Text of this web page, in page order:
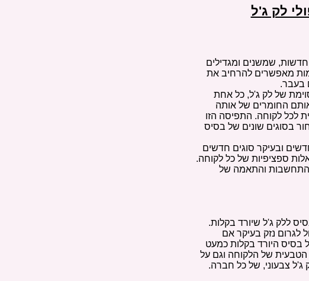
לק ג'ל
שמשנים ומגדילים
מאפשרים להרחיב את
בעבר.
של לק ג'ל, כל אחת
החומרים של אותה
לכל לקוחה. התפיסה הזו
בסוגים שונים של בסיס
ובעיקר סוגים חדשים
ספציפיות של כל לקוחה.
התחשבות והתאמה של
ללק ג'ל שיורד בקלות.
לגרום נזק בעיקר אם
בסיס היורד בקלות כמעט
הטבעית של הלקוחה וגם על
ג'ל צבעוני, של כל חברה.